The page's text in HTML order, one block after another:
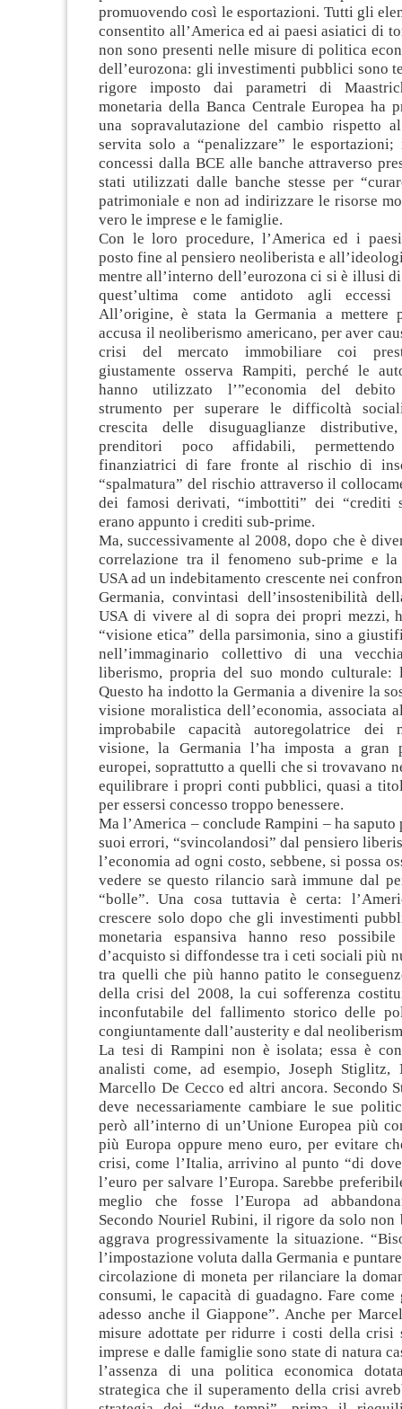
promuovendo così le esportazioni. Tutti gli
consentito all’America ed ai paesi asiatici di
non sono presenti nelle misure di politica
dell’eurozona: gli investimenti pubblici sono
rigore imposto dai parametri di
monetaria della Banca Centrale Europea ha
una sopravalutazione del cambio rispetto
servita solo a “penalizzare” le
concessi dalla BCE alle banche attraverso
stati utilizzati dalle banche stesse per
patrimoniale e non ad indirizzare le risorse
vero le imprese e le famiglie.
Con le loro procedure, l’America ed i
posto fine al pensiero neoliberista e
mentre all’interno dell’eurozona ci si è illusi
quest’ultima come antidoto agli
All’origine, è stata la Germania a mettere
accusa il neoliberismo americano, per aver
crisi del mercato immobiliare coi
giustamente osserva Rampiti, perché le
hanno utilizzato l’”economia del
strumento per superare le difficoltà
crescita delle disuguaglianze
prenditori poco affidabili,
finanziatrici di fare fronte al rischio di
“spalmatura” del rischio attraverso il
dei famosi derivati, “imbottiti” dei “crediti
erano appunto i crediti sub-prime.
Ma, successivamente al 2008, dopo che è
correlazione tra il fenomeno sub-prime e la
USA ad un indebitamento crescente nei
Germania, convintasi dell’insostenibilità
USA di vivere al di sopra dei propri mezzi,
“visione etica” della parsimonia, sino a
nell’immaginario collettivo di una
liberismo, propria del suo mondo culturale:
Questo ha indotto la Germania a divenire la
visione moralistica dell’economia, associata
improbabile capacità autoregolatrice dei
visione, la Germania l’ha imposta a gran
europei, soprattutto a quelli che si trovavano
equilibrare i propri conti pubblici, quasi a
per essersi concesso troppo benessere.
Ma l’America – conclude Rampini – ha
suoi errori, “svincolandosi” dal pensiero
l’economia ad ogni costo, sebbene, si possa
vedere se questo rilancio sarà immune dal
“bolle”. Una cosa tuttavia è certa:
crescere solo dopo che gli investimenti
monetaria espansiva hanno reso
d’acquisto si diffondesse tra i ceti sociali più
tra quelli che più hanno patito le
della crisi del 2008, la cui sofferenza
inconfutabile del fallimento storico delle
congiuntamente dall’austerity e dal
La tesi di Rampini non è isolata; essa è
analisti come, ad esempio, Joseph Stiglitz,
Marcello De Cecco ed altri ancora. Secondo
deve necessariamente cambiare le sue
però all’interno di un’Unione Europea più
più Europa oppure meno euro, per evitare
crisi, come l’Italia, arrivino al punto “di
l’euro per salvare l’Europa. Sarebbe
meglio che fosse l’Europa ad
Secondo Nouriel Rubini, il rigore da solo non
aggrava progressivamente la situazione.
l’impostazione voluta dalla Germania e
circolazione di moneta per rilanciare la
consumi, le capacità di guadagno. Fare
adesso anche il Giappone”. Anche per
misure adottate per ridurre i costi della crisi
imprese e dalle famiglie sono state di natura
l’assenza di una politica economica
strategica che il superamento della crisi